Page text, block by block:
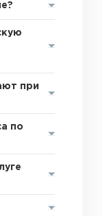
при
по